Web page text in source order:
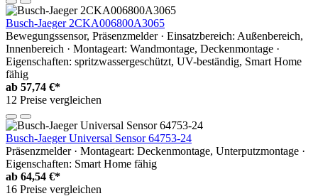
Busch-Jaeger 2CKA006800A3065
Bewegungssensor, Präsenzmelder · Einsatzbereich: Außenbereich,
Innenbereich · Montageart: Wandmontage, Deckenmontage ·
Eigenschaften: spritzwassergeschützt, UV-beständig, Smart Home
fähig
ab 57,74 €*
12 Preise vergleichen
Busch-Jaeger Universal Sensor 64753-24
Präsenzmelder · Montageart: Deckenmontage, Unterputzmontage ·
Eigenschaften: Smart Home fähig
ab 64,54 €*
16 Preise vergleichen